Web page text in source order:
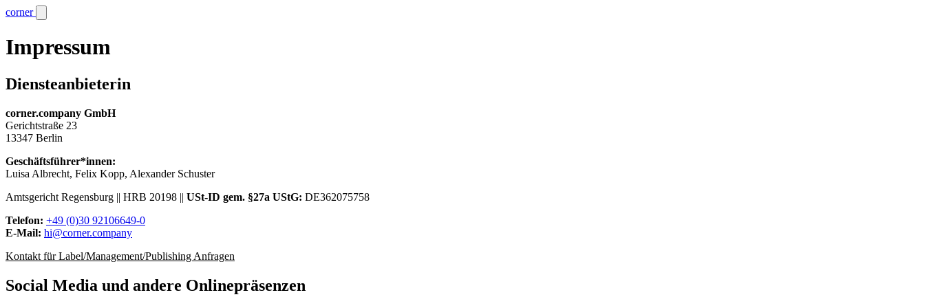
corner
Impressum
Diensteanbieterin
corner.company GmbH
Gerichtstraße 23
13347 Berlin
Geschäftsführer*innen:
Luisa Albrecht, Felix Kopp, Alexander Schuster
Amtsgericht Regensburg || HRB 20198 || USt-ID gem. §27a UStG: DE362075758
Telefon: +49 (0)30 92106649-0
E-Mail: hi@corner.company
Kontakt für Label/Management/Publishing Anfragen
Social Media und andere Onlinepräsenzen